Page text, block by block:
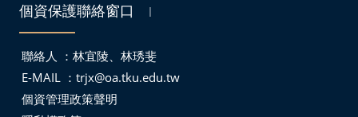
個資保護聯絡窗口 ｜
聯絡人 ：林宜陵、林琇斐
E-MAIL ： trjx@oa.tku.edu.tw
個資管理政策聲明